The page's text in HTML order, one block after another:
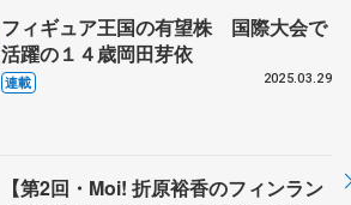
フィギュア王国の有望株 国際大会で
活躍の１４歳岡田芽依
連載 2025.03.29
【第2回・Moi! 折原裕香のフィンラン